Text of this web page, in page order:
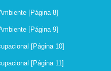
[Página 8]
[Página 9]
[Página 10]
[Página 11]